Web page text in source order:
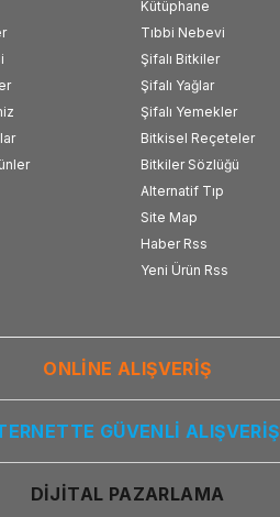
Kütüphane
Tıbbi Nebevi
Şifalı Bitkiler
Şifalı Yağlar
Şifalı Yemekler
Bitkisel Reçeteler
Bitkiler Sözlüğü
Alternatif Tıp
Site Map
Haber Rss
Yeni Ürün Rss
ONLİNE ALIŞVERİŞ
GÜVENLİ ALIŞVERİŞ
DİJİTAL PAZARLAMA